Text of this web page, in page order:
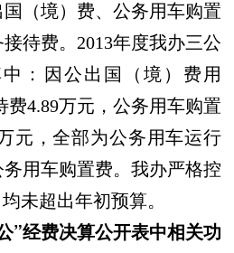
（境）费、 公务用车购置
待费。2013年度我办三公
：因公出国（境）费用
费4.89万元，公务用车购置
元，全部为公务用车运行
用车购置费。我办严格控
未超出年初预算。
”经费决算公开表中相关功